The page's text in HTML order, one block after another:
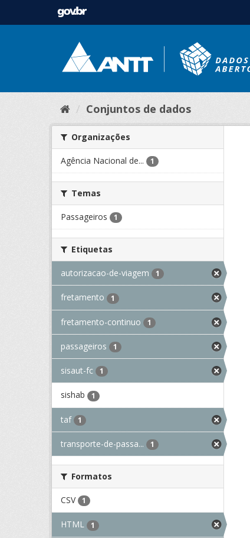
Conjuntos de dados
Organizações
Agência Nacional de... 1
Temas
Passageiros 1
Etiquetas
autorizacao-de-viagem 1
fretamento 1
fretamento-continuo 1
passageiros 1
sisaut-fc 1
sishab 1
taf 1
transporte-de-passa... 1
Formatos
CSV 1
HTML 1